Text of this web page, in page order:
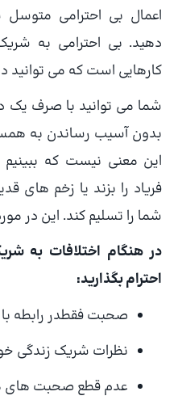
اعمال بی احترامی
دهید. بی احترامی به
کارهایی است که می توانید
شما می توانید با صرف یک
بدون آسیب رساندن به
این معنی نیست که
فریاد را بزند یا زخم های
شما را تسلیم کند. این
در هنگام اختلافات به
احترام بگذارید:
صحبت فقطدر رابطه
نظرات شریک زندگی
عدم قطع صحبت های